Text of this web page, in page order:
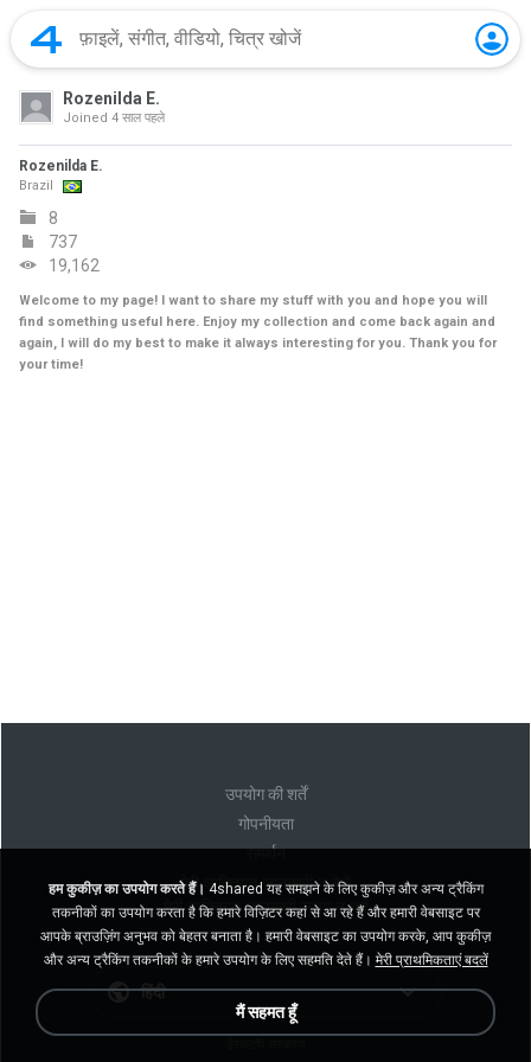
Rozenilda E.
Joined 4 साल पहले
Rozenilda E.
Brazil
8
737
19,162
Welcome to my page! I want to share my stuff with you and hope you will
find something useful here. Enjoy my collection and come back again and
again, I will do my best to make it always interesting for you. Thank you for
your time!
उपयोग की शर्तें
गोपनीयता
समर्थन
मेरी व्यक्तिगत जानकारी न बेचें
मेरी व्यक्तिगत जानकारी साझा न करें
हिंदी
हम कुकीज़ का उपयोग करते हैं। 4shared यह समझने के लिए कुकीज़ और अन्य ट्रैकिंग
तकनीकों का उपयोग करता है कि हमारे विज़िटर कहां से आ रहे हैं और हमारी वेबसाइट पर
आपके ब्राउज़िंग अनुभव को बेहतर बनाता है। हमारी वेबसाइट का उपयोग करके, आप कुकीज़
और अन्य ट्रैकिंग तकनीकों के हमारे उपयोग के लिए सहमति देते हैं। मेरी प्राथमिकताएं बदलें
मैं सहमत हूँ